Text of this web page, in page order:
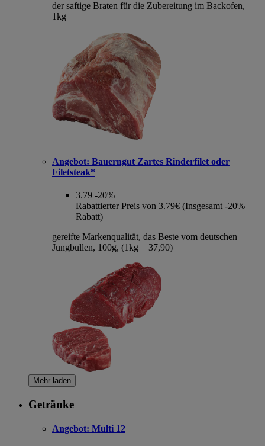
der saftige Braten für die Zubereitung im Backofen,
1kg
Angebot: Bauerngut Zartes Rinderfilet oder
Filetsteak*
3.79 -20%
Rabattierter Preis von 3.79€ (Insgesamt -20%
Rabatt)
gereifte Markenqualität, das Beste vom deutschen
Jungbullen, 100g, (1kg = 37,90)
Mehr laden
Getränke
Angebot: Multi 12